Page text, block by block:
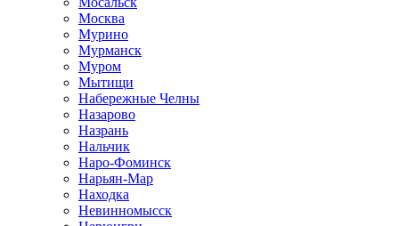
Москва
Мурино
Мурманск
Муром
Мытищи
Набережные Челны
Назарово
Назрань
Нальчик
Наро-Фоминск
Нарьян-Мар
Находка
Невинномысск